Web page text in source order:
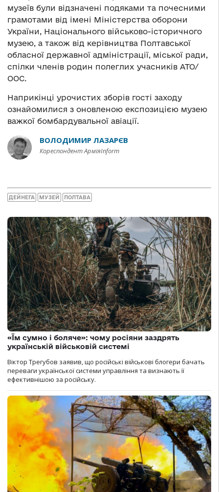
музеїв були відзначені подяками та почесними
грамотами від імені Міністерства оборони
України, Національного військово-історичного
музею, а також від керівництва Полтавської
обласної державної адміністрації, міської ради,
спілки членів родин полеглих учасників АТО/
ООС.
Наприкінці урочистих зборів гості заходу
ознайомилися з оновленою експозицією музею
важкої бомбардувальної авіації.
ВОЛОДИМИР ЛАЗАРЄВ
Кореспондент АрміяInform
ДЕЙНЕГА МУЗЕЙ ПОЛТАВА
«Їм сумно і боляче»: чому росіяни заздрять
українській військовій системі
Віктор Трегубов заявив, що російські військові блогери бачать
переваги української системи управління та визнають її
ефективнішою за російську.